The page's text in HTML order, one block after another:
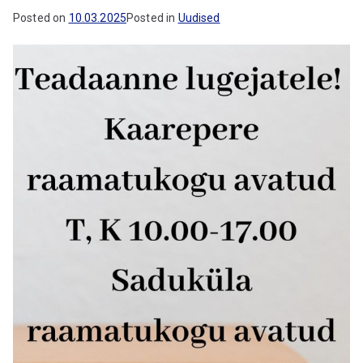
Posted on 10.03.2025Posted in Uudised